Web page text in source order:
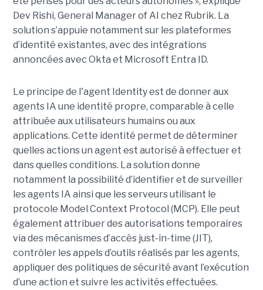
Dev Rishi, General Manager of AI chez Rubrik. La
solution s’appuie notamment sur les plateformes
d’identité existantes, avec des intégrations
annoncées avec Okta et Microsoft Entra ID.
Le principe de l'agent Identity est de donner aux
agents IA une identité propre, comparable à celle
attribuée aux utilisateurs humains ou aux
applications. Cette identité permet de déterminer
quelles actions un agent est autorisé à effectuer et
dans quelles conditions. La solution donne
notamment la possibilité d’identifier et de surveiller
les agents IA ainsi que les serveurs utilisant le
protocole Model Context Protocol (MCP). Elle peut
également attribuer des autorisations temporaires
via des mécanismes d’accès just-in-time (JIT),
contrôler les appels d’outils réalisés par les agents,
appliquer des politiques de sécurité avant l’exécution
d’une action et suivre les activités effectuées.